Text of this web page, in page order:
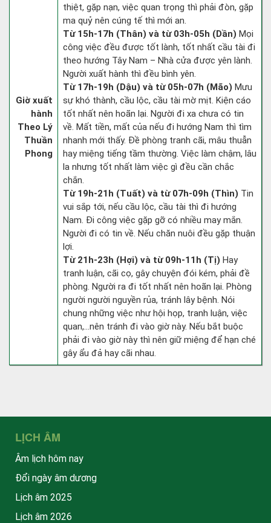
Giờ xuất
hành
Theo Lý
Thuần
Phong
thiệt, gặp nạn, việc quan trọng thì phải đòn, gặp
ma quỷ nên cúng tế thì mới an.
Từ 15h-17h (Thân) và từ 03h-05h (Dần) Mọi
công việc đều được tốt lành, tốt nhất cầu tài đi
theo hướng Tây Nam – Nhà cửa được yên lành.
Người xuất hành thì đều bình yên.
Từ 17h-19h (Dậu) và từ 05h-07h (Mão) Mưu
sự khó thành, cầu lộc, cầu tài mờ mịt. Kiện cáo
tốt nhất nên hoãn lại. Người đi xa chưa có tin
về. Mất tiền, mất của nếu đi hướng Nam thì tìm
nhanh mới thấy. Đề phòng tranh cãi, mâu thuẫn
hay miệng tiếng tầm thường. Việc làm chậm, lâu
la nhưng tốt nhất làm việc gì đều cần chắc
chắn.
Từ 19h-21h (Tuất) và từ 07h-09h (Thìn) Tin
vui sắp tới, nếu cầu lộc, cầu tài thì đi hướng
Nam. Đi công việc gặp gỡ có nhiều may mắn.
Người đi có tin về. Nếu chăn nuôi đều gặp thuận
lợi.
Từ 21h-23h (Hợi) và từ 09h-11h (Tị) Hay
tranh luận, cãi cọ, gây chuyện đói kém, phải đề
phòng. Người ra đi tốt nhất nên hoãn lại. Phòng
người người nguyền rủa, tránh lây bệnh. Nói
chung những việc như hội họp, tranh luận, việc
quan,…nên tránh đi vào giờ này. Nếu bắt buộc
phải đi vào giờ này thì nên giữ miệng để hạn ché
gây ẩu đả hay cãi nhau.
LỊCH ÂM
Âm lịch hôm nay
Đổi ngày âm dương
Lịch âm 2025
Lịch âm 2026